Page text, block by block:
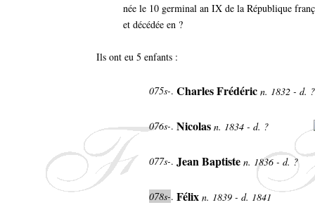
née le 10 germinal an IX de la République
et décédée en ?
Ils ont eu 5 enfants :
075s-. Charles Frédéric n. 1832 - d. ?
076s-. Nicolas n. 1834 - d. ?
077s-. Jean Baptiste n. 1836 - d. ?
078s-. Félix n. 1839 - d. 1841